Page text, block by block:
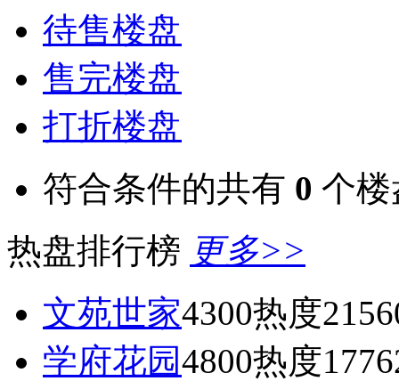
待售楼盘
售完楼盘
打折楼盘
符合条件的共有 0 个楼
热盘排行榜 更多>>
文苑世家4300热度
学府花园4800热度